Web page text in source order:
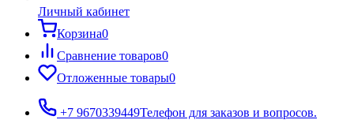
Личный кабинет
Корзина0
Сравнение товаров0
Отложенные товары0
+7 9670339449Телефон для заказов и вопросов.